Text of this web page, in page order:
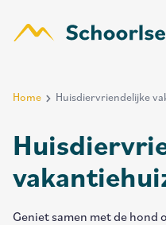
inhoud
Breadcrumb
Home Huisdiervriendelijke
Geniet samen met de hond